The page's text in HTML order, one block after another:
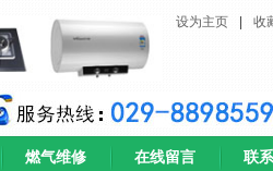
设为主页 收
燃气维修 在线留言 联